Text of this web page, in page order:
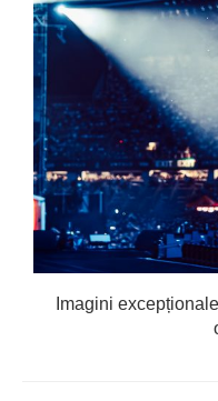
Imagini